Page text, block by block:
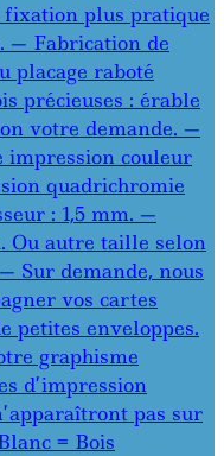
plus pratique
— Fabrication de
placage raboté
précieuses : érable
votre demande. —
impression couleur
quadrichromie
: 1,5 mm. —
Ou autre taille selon
Sur demande, nous
vos cartes
petites enveloppes.
graphisme
d’impression
pas sur
= Bois